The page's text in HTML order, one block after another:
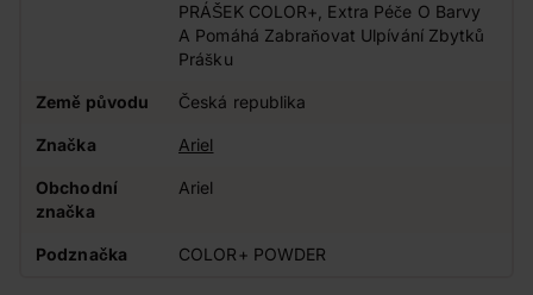
PRÁŠEK COLOR+, Extra Péče O Barvy
A Pomáhá Zabraňovat Ulpívání Zbytků
Prášku
Země původu Česká republika
Značka Ariel
Obchodní
značka
Ariel
Podznačka COLOR+ POWDER